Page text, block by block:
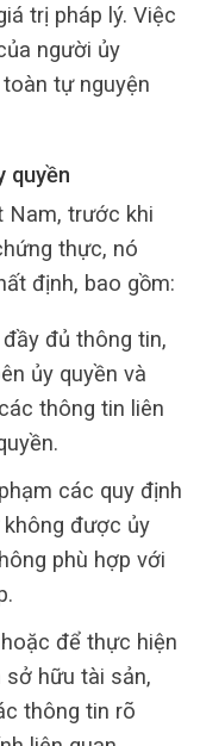
trị pháp lý. Việc
người ủy
tự nguyện
quyền
Nam, trước khi
thực, nó
định, bao gồm:
đủ thông tin,
ủy quyền và
thông tin liên
các quy định
không được ủy
phù hợp với
để thực hiện
sở hữu tài sản,
thông tin rõ